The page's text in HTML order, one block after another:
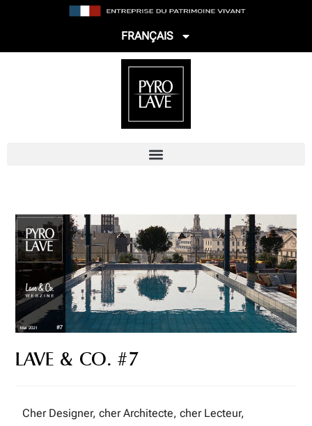
FRANÇAIS
LAVE & CO. #7
Cher Designer, cher Architecte, cher Lecteur,